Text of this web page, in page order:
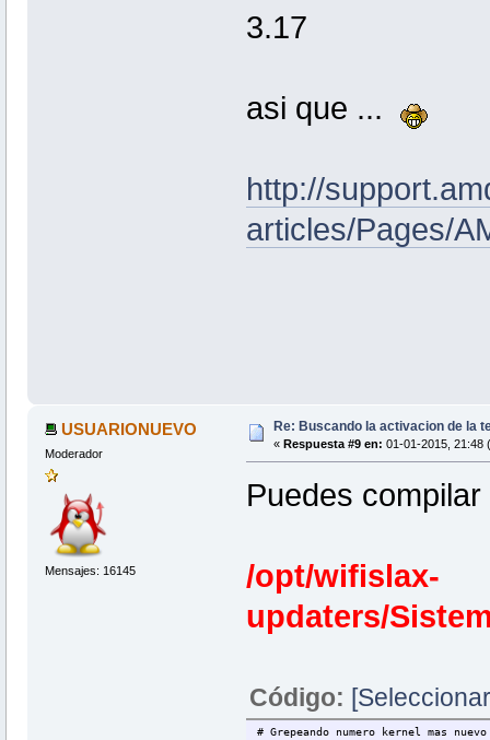
3.17
asi que ...
http://
articles/Pages/
USUARIONUEVO
Moderador
Mensajes: 16145
Re: Buscando la activacion de la
« Respuesta #9 en: 01-01-2015, 21:48
Puedes
/opt/wifislax-
updaters/
Código:
# Grepeando numero kernel mas